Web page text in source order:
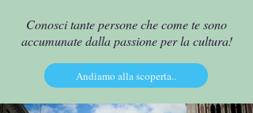
Conosci tante persone che come te sono
accumunate dalla passione per la cultura!
Andiamo alla scoperta..